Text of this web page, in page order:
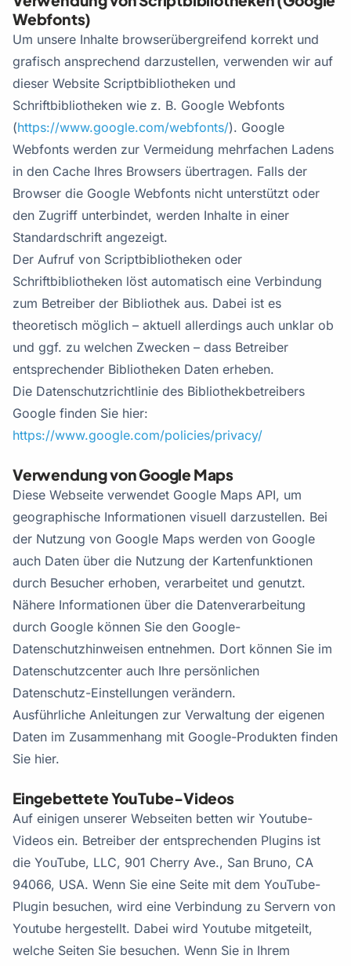
Webfonts)
Um unsere Inhalte browserübergreifend korrekt und
grafisch ansprechend darzustellen, verwenden wir auf
dieser Website Scriptbibliotheken und
Schriftbibliotheken wie z. B. Google Webfonts
(https://www.google.com/webfonts/). Google
Webfonts werden zur Vermeidung mehrfachen Ladens
in den Cache Ihres Browsers übertragen. Falls der
Browser die Google Webfonts nicht unterstützt oder
den Zugriff unterbindet, werden Inhalte in einer
Standardschrift angezeigt.
Der Aufruf von Scriptbibliotheken oder
Schriftbibliotheken löst automatisch eine Verbindung
zum Betreiber der Bibliothek aus. Dabei ist es
theoretisch möglich – aktuell allerdings auch unklar ob
und ggf. zu welchen Zwecken – dass Betreiber
entsprechender Bibliotheken Daten erheben.
Die Datenschutzrichtlinie des Bibliothekbetreibers
Google finden Sie hier:
https://www.google.com/policies/privacy/
Verwendung von Google Maps
Diese Webseite verwendet Google Maps API, um
geographische Informationen visuell darzustellen. Bei
der Nutzung von Google Maps werden von Google
auch Daten über die Nutzung der Kartenfunktionen
durch Besucher erhoben, verarbeitet und genutzt.
Nähere Informationen über die Datenverarbeitung
durch Google können Sie den Google-
Datenschutzhinweisen entnehmen. Dort können Sie im
Datenschutzcenter auch Ihre persönlichen
Datenschutz-Einstellungen verändern.
Ausführliche Anleitungen zur Verwaltung der eigenen
Daten im Zusammenhang mit Google-Produkten finden
Sie hier.
Eingebettete YouTube-Videos
Auf einigen unserer Webseiten betten wir Youtube-
Videos ein. Betreiber der entsprechenden Plugins ist
die YouTube, LLC, 901 Cherry Ave., San Bruno, CA
94066, USA. Wenn Sie eine Seite mit dem YouTube-
Plugin besuchen, wird eine Verbindung zu Servern von
Youtube hergestellt. Dabei wird Youtube mitgeteilt,
welche Seiten Sie besuchen. Wenn Sie in Ihrem